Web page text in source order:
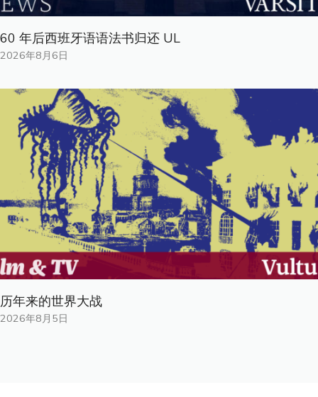
60 年后西班牙语语法书归还 UL
2026年8月6日
历年来的世界大战
2026年8月5日